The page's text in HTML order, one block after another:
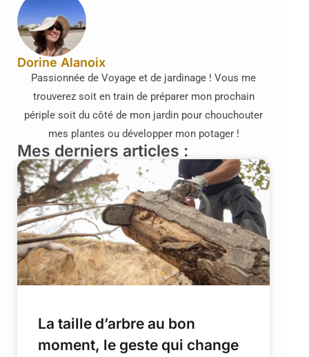
Dorine Alanoix
Passionnée de Voyage et de jardinage ! Vous me
trouverez soit en train de préparer mon prochain
périple soit du côté de mon jardin pour chouchouter
mes plantes ou développer mon potager !
Mes derniers articles :
La taille d’arbre au bon
moment, le geste qui change